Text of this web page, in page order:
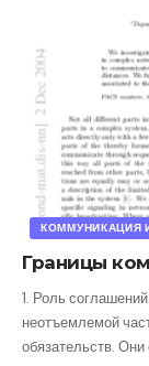
КОММУНИКАЦИЯ
Границы
1. Роль
неотъемлемой
обязательств.